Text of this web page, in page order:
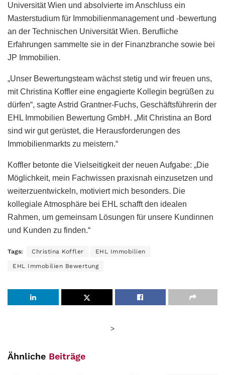
Universität Wien und absolvierte im Anschluss ein
Masterstudium für Immobilienmanagement und -bewertung
an der Technischen Universität Wien. Berufliche
Erfahrungen sammelte sie in der Finanzbranche sowie bei
JP Immobilien.
„Unser Bewertungsteam wächst stetig und wir freuen uns,
mit Christina Koffler eine engagierte Kollegin begrüßen zu
dürfen“, sagte Astrid Grantner-Fuchs, Geschäftsführerin der
EHL Immobilien Bewertung GmbH. „Mit Christina an Bord
sind wir gut gerüstet, die Herausforderungen des
Immobilienmarkts zu meistern.“
Koffler betonte die Vielseitigkeit der neuen Aufgabe: „Die
Möglichkeit, mein Fachwissen praxisnah einzusetzen und
weiterzuentwickeln, motiviert mich besonders. Die
kollegiale Atmosphäre bei EHL schafft den idealen
Rahmen, um gemeinsam Lösungen für unsere Kundinnen
und Kunden zu finden.“
Tags: Christina Koffler EHL Immobilien
EHL Immobilien Bewertung
>
Ähnliche Beiträge